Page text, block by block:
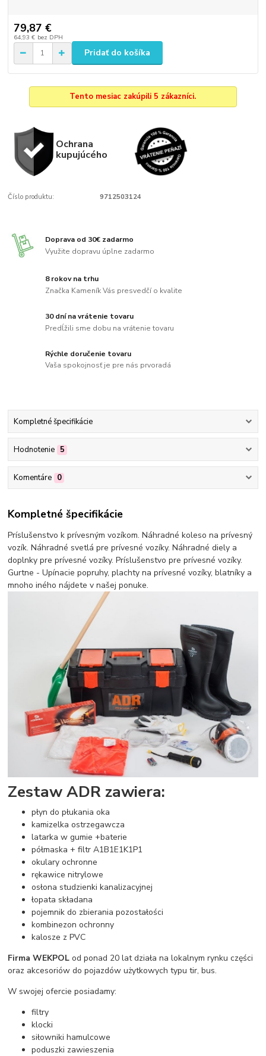
79,87 €
64,93 € bez DPH
Pridať do košíka
Tento mesiac zakúpili 5 zákazníci.
Ochrana
kupujúcého
Číslo produktu: 9712503124
Doprava od 30€ zadarmo
Využite dopravu úplne zadarmo
8 rokov na trhu
Značka Kameník Vás presvedčí o kvalite
30 dní na vrátenie tovaru
Predĺžili sme dobu na vrátenie tovaru
Rýchle doručenie tovaru
Vaša spokojnosť je pre nás prvoradá
Kompletné špecifikácie
Hodnotenie 5
Komentáre 0
Kompletné špecifikácie
Príslušenstvo k prívesným vozíkom. Náhradné koleso na prívesný
vozík. Náhradné svetlá pre prívesné vozíky. Náhradné diely a
doplnky pre prívesné vozíky. Príslušenstvo pre prívesné vozíky.
Gurtne - Upínacie popruhy, plachty na prívesné vozíky, blatníky a
mnoho iného nájdete v našej ponuke.
Zestaw ADR zawiera:
płyn do płukania oka
kamizelka ostrzegawcza
latarka w gumie +baterie
półmaska + filtr A1B1E1K1P1
okulary ochronne
rękawice nitrylowe
osłona studzienki kanalizacyjnej
łopata składana
pojemnik do zbierania pozostałości
kombinezon ochronny
kalosze z PVC
Firma WEKPOL od ponad 20 lat działa na lokalnym rynku części
oraz akcesoriów do pojazdów użytkowych typu tir, bus.
W swojej ofercie posiadamy:
filtry
klocki
siłowniki hamulcowe
poduszki zawieszenia